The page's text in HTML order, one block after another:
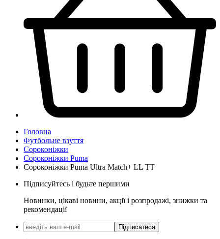
Головна
Футбольне взуття
Сороконіжки
Сороконіжки Puma
Сороконіжки Puma Ultra Match+ LL TT
Підписуйтесь і будьте першими
Новинки, цікаві новини, акції і розпродажі, знижки та
рекомендації
Підписатися